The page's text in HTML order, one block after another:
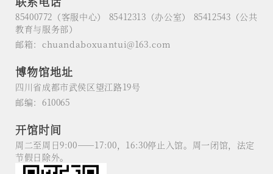
85400772（客服中心） 85412313（办公室） 85412543（公共
教育与服务部）
邮箱：chuandaboxuantui@163.com
博物馆地址
四川省成都市武侯区望江路19号
邮编：610065
开馆时间
周二至周日9:00——17:00，16:30停止入馆。周一闭馆，法定
节假日除外。